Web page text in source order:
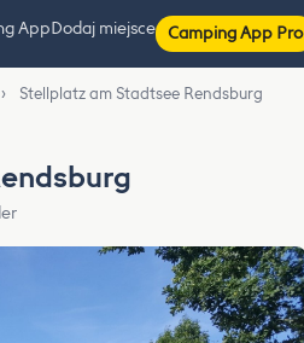
AppDodaj miejsce Camping App Pro
› Stellplatz am Stadtsee Rendsburg